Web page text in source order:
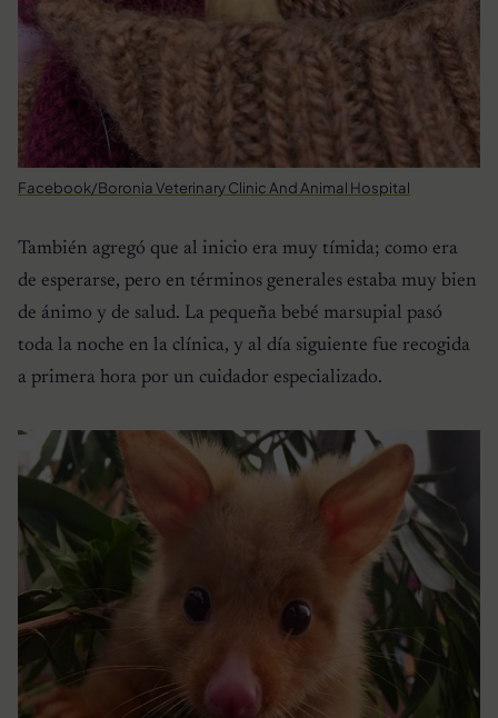
Facebook/Boronia Veterinary Clinic And Animal Hospital
También agregó que al inicio era muy tímida; como era
de esperarse, pero en términos generales estaba muy bien
de ánimo y de salud. La pequeña bebé marsupial pasó
toda la noche en la clínica, y al día siguiente fue recogida
a primera hora por un cuidador especializado.